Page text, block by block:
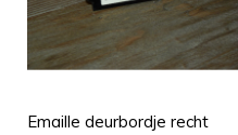
Emaille deurbordje recht